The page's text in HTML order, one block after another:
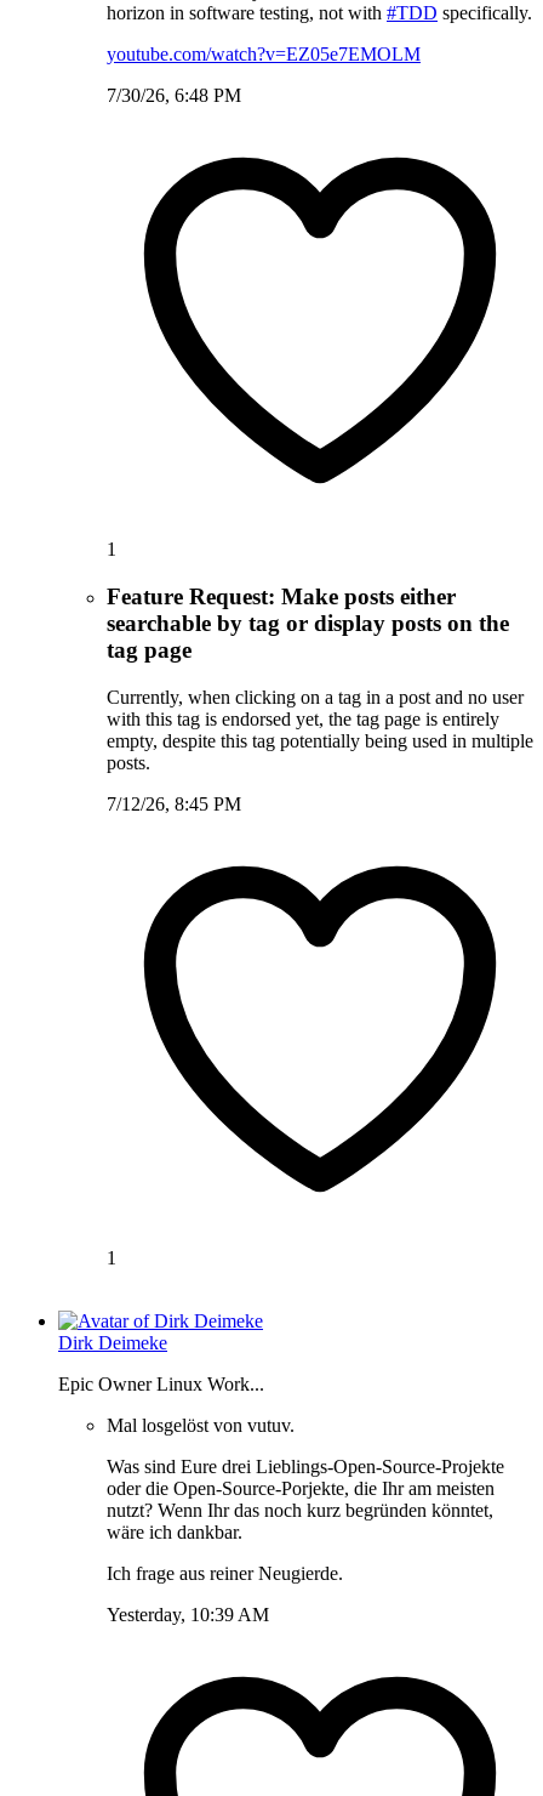
horizon in software testing, not with #TDD specifically.
youtube.com/watch?v=EZ05e7EMOLM
7/30/26, 6:48 PM
1
Feature Request: Make posts either
searchable by tag or display posts on the
tag page
Currently, when clicking on a tag in a post and no user
with this tag is endorsed yet, the tag page is entirely
empty, despite this tag potentially being used in multiple
posts.
7/12/26, 8:45 PM
1
Dirk Deimeke
Epic Owner Linux Work...
Mal losgelöst von vutuv.
Was sind Eure drei Lieblings-Open-Source-Projekte
oder die Open-Source-Porjekte, die Ihr am meisten
nutzt? Wenn Ihr das noch kurz begründen könntet,
wäre ich dankbar.
Ich frage aus reiner Neugierde.
Yesterday, 10:39 AM